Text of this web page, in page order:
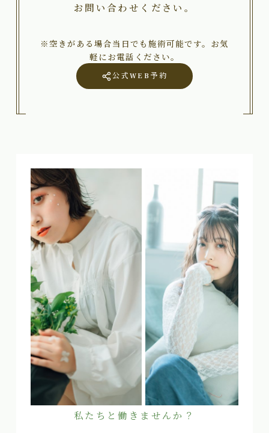
お問い合わせください。
※空きがある場合当日でも施術可能です。お気
軽にお電話ください。
公式WEB予約
私たちと働きませんか？